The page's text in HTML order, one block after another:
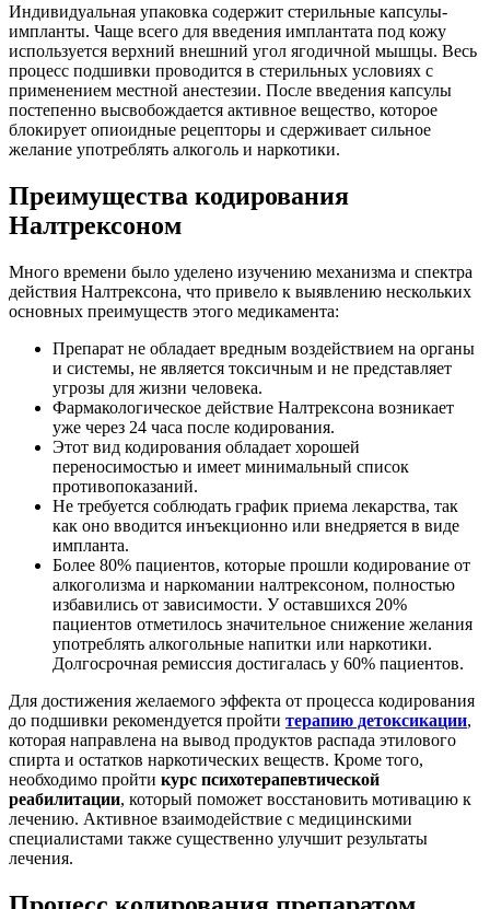
Индивидуальная упаковка содержит стерильные капсулы-
импланты. Чаще всего для введения имплантата под кожу
используется верхний внешний угол ягодичной мышцы. Весь
процесс подшивки проводится в стерильных условиях с
применением местной анестезии. После введения капсулы
постепенно высвобождается активное вещество, которое
блокирует опиоидные рецепторы и сдерживает сильное
желание употреблять алкоголь и наркотики.
Преимущества кодирования
Налтрексоном
Много времени было уделено изучению механизма и спектра
действия Налтрексона, что привело к выявлению нескольких
основных преимуществ этого медикамента:
Препарат не обладает вредным воздействием на органы
и системы, не является токсичным и не представляет
угрозы для жизни человека.
Фармакологическое действие Налтрексона возникает
уже через 24 часа после кодирования.
Этот вид кодирования обладает хорошей
переносимостью и имеет минимальный список
противопоказаний.
Не требуется соблюдать график приема лекарства, так
как оно вводится инъекционно или внедряется в виде
импланта.
Более 80% пациентов, которые прошли кодирование от
алкоголизма и наркомании налтрексоном, полностью
избавились от зависимости. У оставшихся 20%
пациентов отметилось значительное снижение желания
употреблять алкогольные напитки или наркотики.
Долгосрочная ремиссия достигалась у 60% пациентов.
Для достижения желаемого эффекта от процесса кодирования
до подшивки рекомендуется пройти терапию детоксикации,
которая направлена на вывод продуктов распада этилового
спирта и остатков наркотических веществ. Кроме того,
необходимо пройти курс психотерапевтической
реабилитации, который поможет восстановить мотивацию к
лечению. Активное взаимодействие с медицинскими
специалистами также существенно улучшит результаты
лечения.